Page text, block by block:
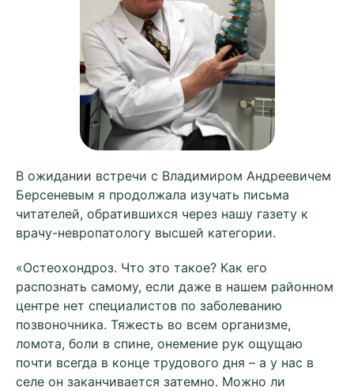
В ожидании встречи с Владимиром Андреевичем
Берсеневым я продолжала изучать письма
читателей, обратившихся через нашу газету к
врачу-невропатологу высшей категории.
«Остеохондроз. Что это такое? Как его
распознать самому, если даже в нашем районном
центре нет специалистов по заболеванию
позвоночника. Тяжесть во всем организме,
ломота, боли в спине, онемение рук ощущаю
почти всегда в конце трудового дня – а у нас в
селе он заканчивается затемно. Можно ли